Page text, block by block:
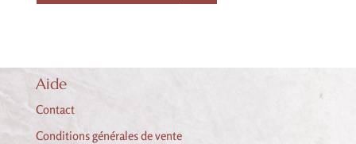
Aide
Contact
Conditions générales de vente